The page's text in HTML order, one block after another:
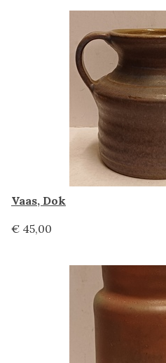
Vaas, Dok
€ 45,00